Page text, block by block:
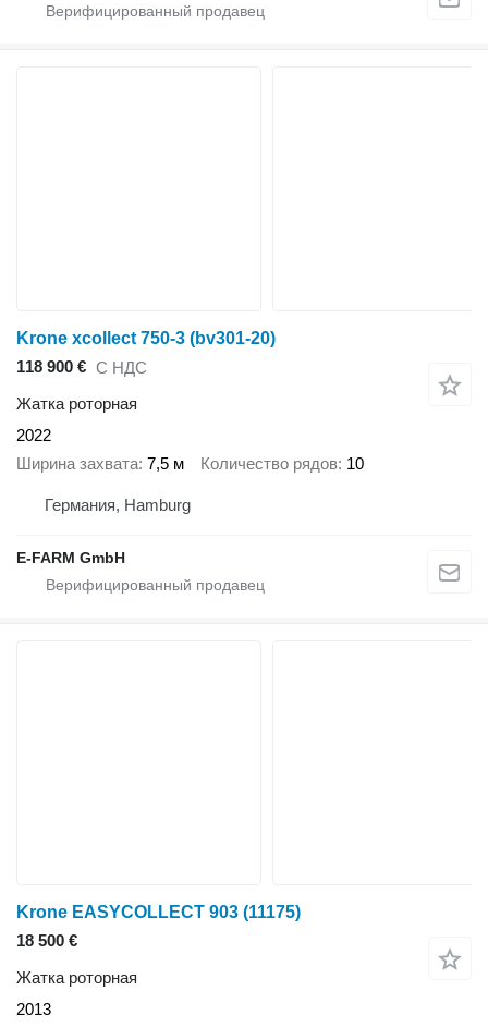
Krone xcollect 750-3 (bv301-20)
118 900 € С НДС
Жатка роторная
2022
Ширина захвата 7,5 м Количество рядов 10
Германия, Hamburg
E-FARM GmbH
Krone EASYCOLLECT 903 (11175)
18 500 €
Жатка роторная
2013